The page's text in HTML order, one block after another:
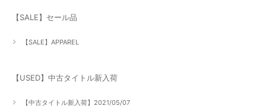
【SALE】セール品
【SALE】APPAREL
【USED】中古タイトル新入荷
【中古タイトル新入荷】2021/05/07